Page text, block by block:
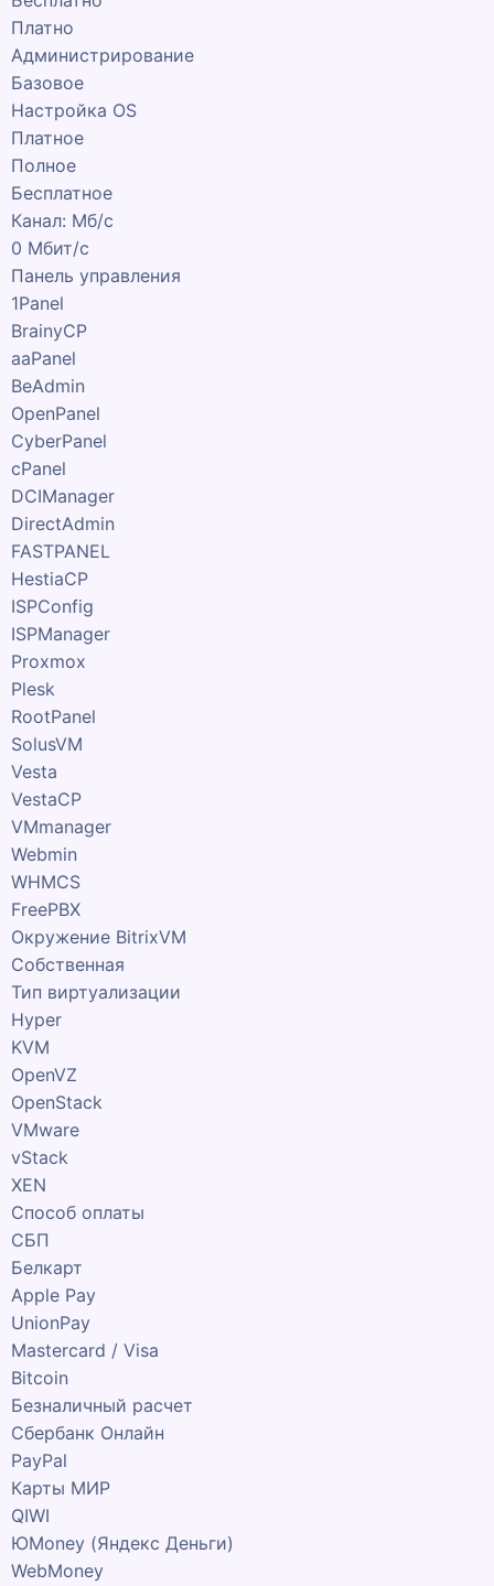
Платно
Администрирование
Базовое
Настройка OS
Платное
Полное
Бесплатное
Канал: Мб/с
0 Мбит/с
Панель управления
1Panel
BrainyCP
aaPanel
BeAdmin
OpenPanel
CyberPanel
cPanel
DCIManager
DirectAdmin
FASTPANEL
HestiaCP
ISPConfig
ISPManager
Proxmox
Plesk
RootPanel
SolusVM
Vesta
VestaCP
VMmanager
Webmin
WHMCS
FreePBX
Окружение BitrixVM
Собственная
Тип виртуализации
Hyper
KVM
OpenVZ
OpenStack
VMware
vStack
XEN
Способ оплаты
СБП
Белкарт
Apple Pay
UnionPay
Mastercard / Visa
Bitcoin
Безналичный расчет
Сбербанк Онлайн
PayPal
Карты МИР
QIWI
ЮMoney (Яндекс Деньги)
WebMoney